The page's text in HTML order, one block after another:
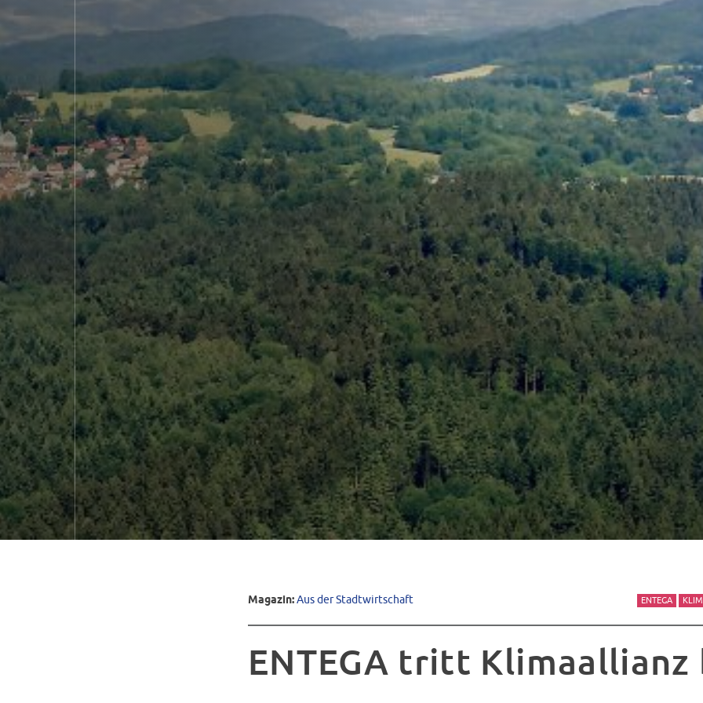
Magazin:Aus der Stadtwirtschaft ENTEGA
ENTEGA tritt Klimaallianz